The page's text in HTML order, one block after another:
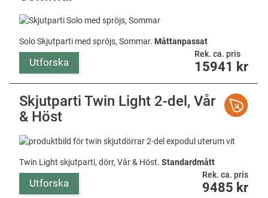
Solo Skjutparti med spröjs, Sommar. Måttanpassat
Utforska
Rek. ca. pris
15941 kr
Skjutparti Twin Light 2-del, Vår
& Höst
Twin Light skjutparti, dörr, Vår & Höst. Standardmått
Utforska
Rek. ca. pris
9485 kr